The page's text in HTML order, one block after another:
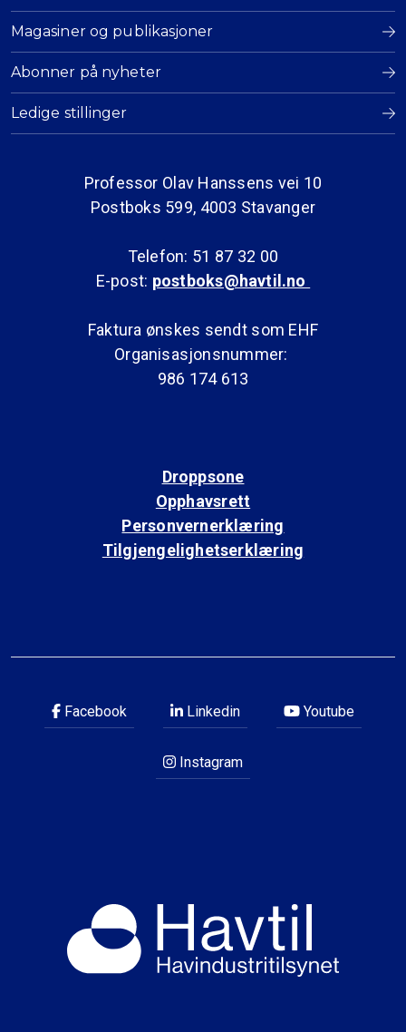
Magasiner og publikasjoner
Abonner på nyheter
Ledige stillinger
Professor Olav Hanssens vei 10
Postboks 599, 4003 Stavanger
Telefon: 51 87 32 00
E-post: postboks@havtil.no
Faktura ønskes sendt som EHF
Organisasjonsnummer:
986 174 613
Droppsone
Opphavsrett
Personvernerklæring
Tilgjengelighetserklæring
Facebook Linkedin Youtube
Instagram